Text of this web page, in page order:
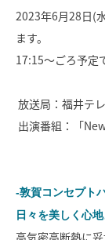
モデ
2023年6月28日(
ます。
17:15〜ごろ予定
放送局：福井テ
出演番組：「
-敦賀コンセプト
日々を美しく心
高気密高断熱に